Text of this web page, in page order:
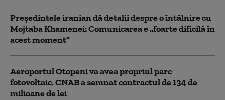
Preşedintele iranian dă detalii despre o întâlnire cu
Mojtaba Khamenei: Comunicarea e „foarte dificilă în
acest moment”
Aeroportul Otopeni va avea propriul parc
fotovoltaic. CNAB a semnat contractul de 134 de
milioane de lei